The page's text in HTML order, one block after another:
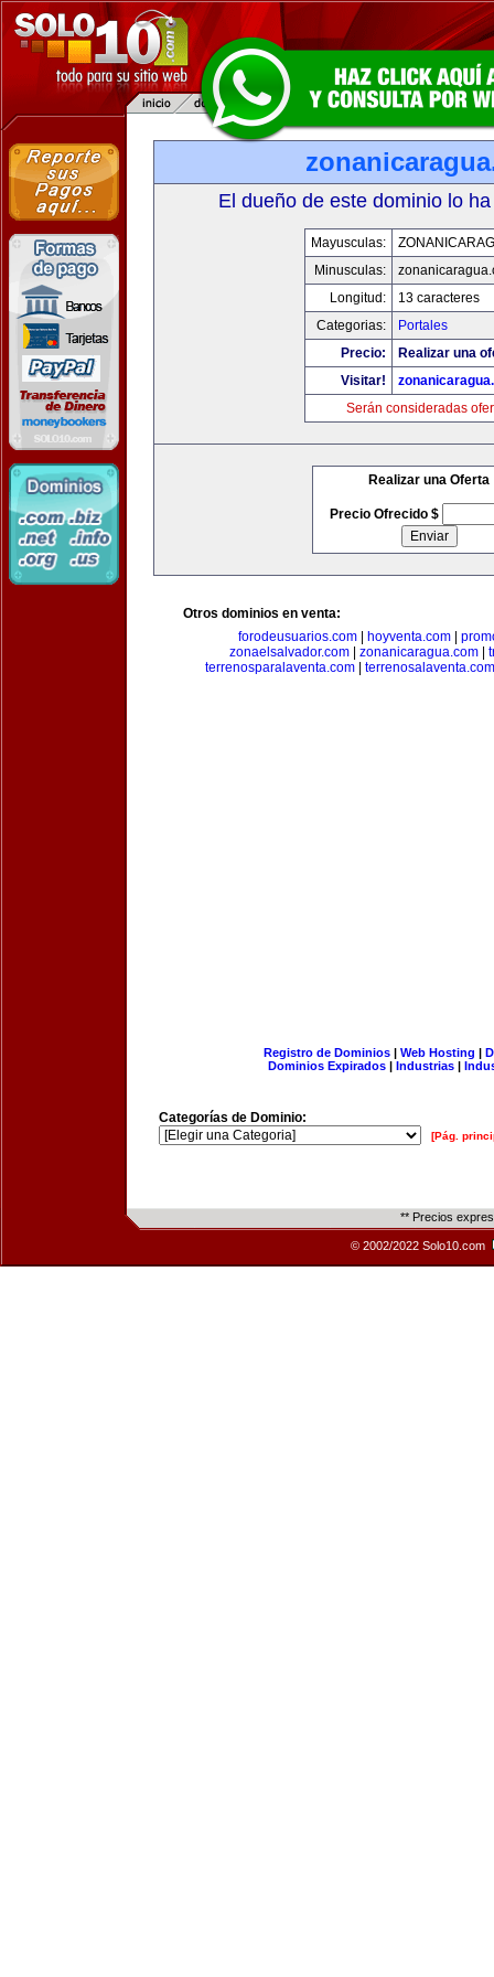
El dueño de este dominio lo
Mayusculas:
Minusculas:
Longitud:
13 caracteres
Categorias:
Portales
Precio:
Realizar una
Visitar!
Serán consideradas
Realizar una Oferta
Precio Ofrecido $
Otros dominios en venta:
forodeusuarios.com
hoyventa.com
zonaelsalvador.com| zonanicaragua.com|
terrenosparalaventa.com
terrenosalaventa.com
Registro de Dominios| Web Hosting |
Dominios Expirados | Industrias |
Categorías de Dominio:
[Pág.
** Precios
© 2002/2022 Solo10.com